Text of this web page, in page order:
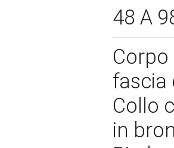
48 A
fascia
Collo
in